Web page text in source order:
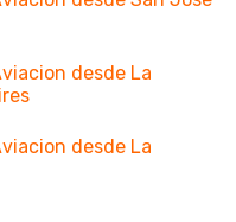
desde La
desde La